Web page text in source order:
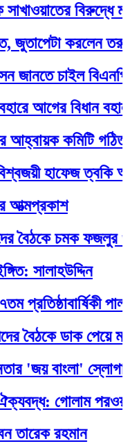
বিরুদ্ধে মামলা
করলেন তরুণী
চাইল বিএনপি
আগের বিধান বহাল চায়
কমিটি গঠিত
হাফেজ ত্বকি আর
চমক ফজলুর ও মঞ্জু
পালন
ডাক পেয়ে মঞ্জুর
'জয় বাংলা' স্লোগান
গোলাম পরওয়ার
রহমান